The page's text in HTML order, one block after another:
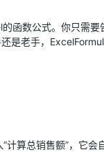
函数公式。你只需
是老手，
算总销售额”，它会